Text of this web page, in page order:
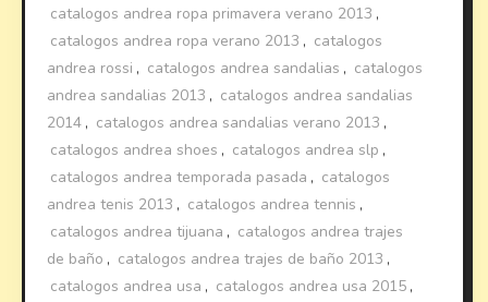
catalogos andrea ropa primavera verano 2013 ,
catalogos andrea ropa verano 2013 , catalogos
andrea rossi , catalogos andrea sandalias , catalogos
andrea sandalias 2013 , catalogos andrea sandalias
2014 , catalogos andrea sandalias verano 2013 ,
catalogos andrea shoes , catalogos andrea slp ,
catalogos andrea temporada pasada , catalogos
andrea tenis 2013 , catalogos andrea tennis ,
catalogos andrea tijuana , catalogos andrea trajes
de baño , catalogos andrea trajes de baño 2013 ,
catalogos andrea usa , catalogos andrea usa 2015 ,